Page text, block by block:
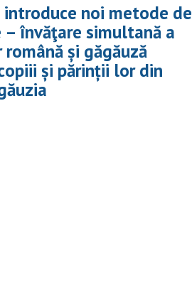
introduce noi metode de
– învăţare simultană a
și găgăuză
și părinții lor din